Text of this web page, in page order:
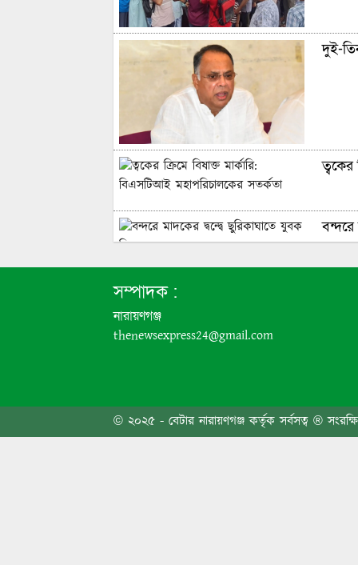
দুই-
ত্বকের
বন্দরে
সম্পাদক :
নারায়ণগঞ্জ
thenewsexpress24@gmail.com
© ২০২৫ - বেটার নারায়ণগঞ্জ কর্তৃক সর্বসত্ব ®